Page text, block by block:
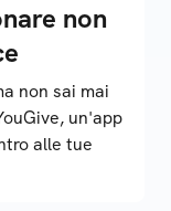
non
non sai mai
un'app
alle tue